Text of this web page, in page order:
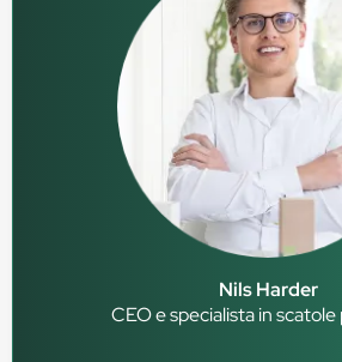
Nils Harder
CEO e specialista in